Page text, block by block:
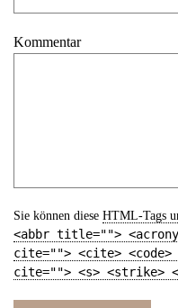
Kommentar
Sie können diese HTML-Tags
<abbr title="">
cite=""> <cite> <code>
cite=""> <s> <strike>